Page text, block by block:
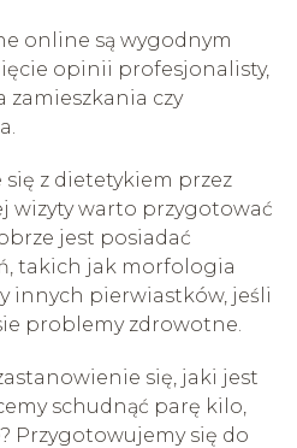
online są wygodnym
opinii profesjonalisty,
zamieszkania czy
z dietetykiem przez
wizyty warto przygotować
jest posiadać
takich jak morfologia
innych pierwiastków, jeśli
problemy zdrowotne.
się, jaki jest
schudnąć parę kilo,
Przygotowujemy się do